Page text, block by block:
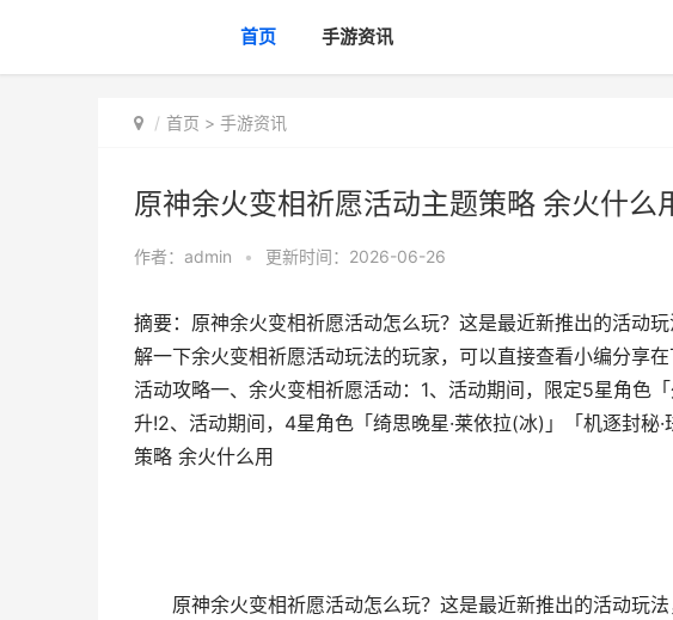
首页 手游资讯
首页 > 手游资讯
原神余火变相祈愿活动主题策略 余火什么
作者： admin • 更新时间：2026-06-26
摘要：原神余火变相祈愿活动怎么玩？这是最近新推出的活动
解一下余火变相祈愿活动玩法的玩家，可以直接查看小编分享
活动攻略一、余火变相祈愿活动：1、活动期间，限定5星角色
升!2、活动期间，4星角色「绮思晚星·莱依拉(冰)」「机逐封秘
策略 余火什么用
原神余火变相祈愿活动怎么玩？这是最近新推出的活动玩